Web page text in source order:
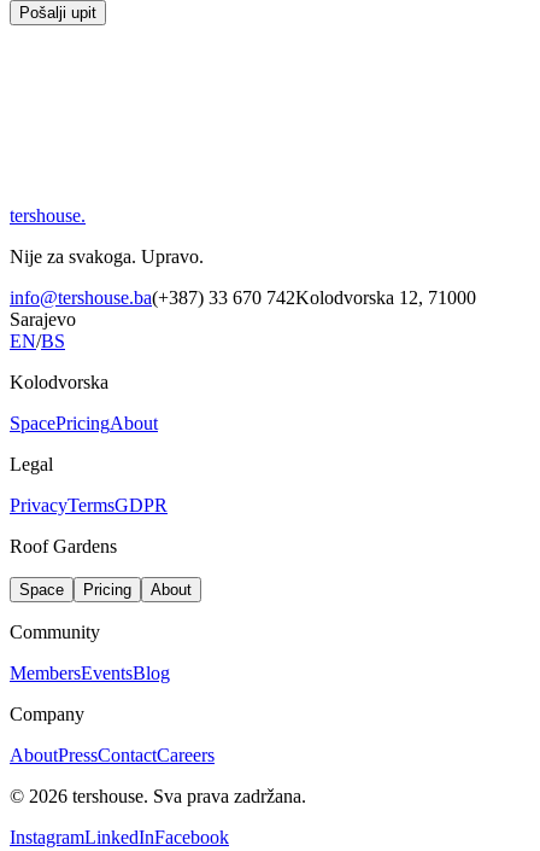
Pošalji upit
tershouse.
Nije za svakoga. Upravo.
info@tershouse.ba(+387) 33 670 742Kolodvorska 12, 71000
Sarajevo
EN/BS
Kolodvorska
SpacePricingAbout
Legal
PrivacyTermsGDPR
Roof Gardens
Space Pricing About
Community
MembersEventsBlog
Company
AboutPressContactCareers
© 2026 tershouse. Sva prava zadržana.
InstagramLinkedInFacebook